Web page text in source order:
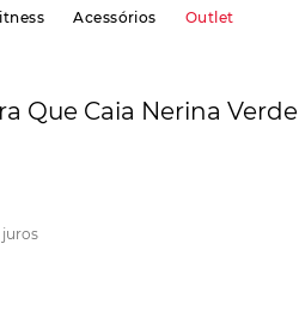
Acessórios Outlet
Que Caia Nerina Verde